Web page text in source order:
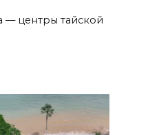
— центры тайской